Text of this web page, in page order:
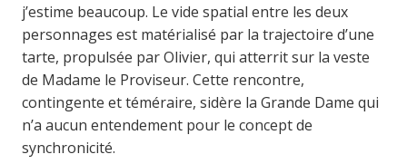
j’estime beaucoup. Le vide spatial entre les deux
personnages est matérialisé par la trajectoire d’une
tarte, propulsée par Olivier, qui atterrit sur la veste
de Madame le Proviseur. Cette rencontre,
contingente et téméraire, sidère la Grande Dame qui
n’a aucun entendement pour le concept de
synchronicité.